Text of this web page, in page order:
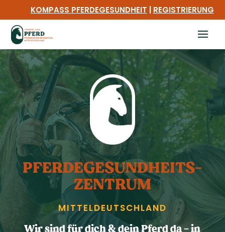
KOMPASS PFERDEGESUNDHEIT REGISTRIERUNG
PFERDE­GESUNDHEITS­
ZENTRUM
MITTEL­DEUTSCHLAND
Wir sind für dich & dein Pferd da – in